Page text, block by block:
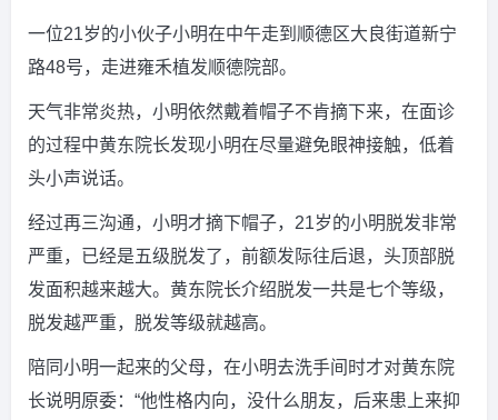
一位21岁的小伙子小明在中午走到顺德区大良街道新宁
路48号，走进雍禾植发顺德院部。
天气非常炎热，小明依然戴着帽子不肯摘下来，在面诊
的过程中黄东院长发现小明在尽量避免眼神接触，低着
头小声说话。
经过再三沟通，小明才摘下帽子，21岁的小明脱发非常
严重，已经是五级脱发了，前额发际往后退，头顶部脱
发面积越来越大。黄东院长介绍脱发一共是七个等级，
脱发越严重，脱发等级就越高。
陪同小明一起来的父母，在小明去洗手间时才对黄东院
长说明原委：“他性格内向，没什么朋友，后来患上来抑